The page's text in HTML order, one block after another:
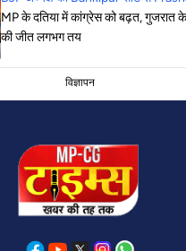
MP के दतिया में कांग्रेस को बढ़त, गुजरात
की जीत लगभग तय
विज्ञापन